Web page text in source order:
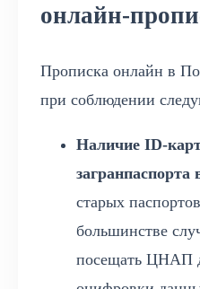
онлайн-
Прописка онлайн в
при соблюдении
Наличие ID-
загранпаспорта
старых
большинстве
посещать ЦНАП